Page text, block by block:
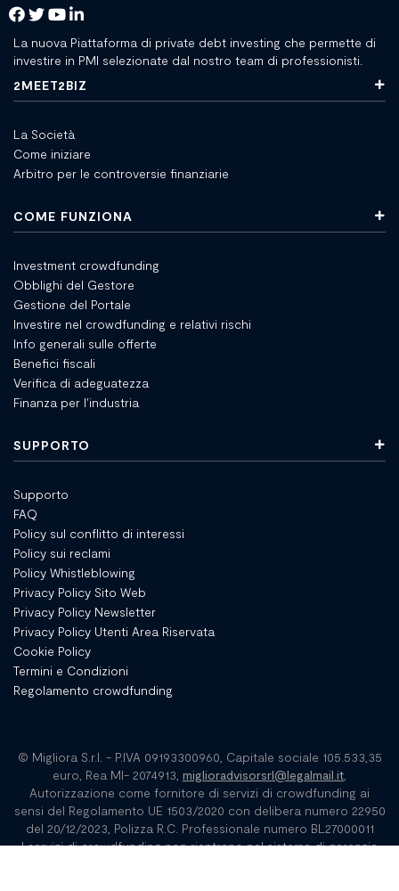
La nuova Piattaforma di private debt investing che permette di
investire in PMI selezionate dal nostro team di professionisti.
2MEET2BIZ
La Società
Come iniziare
Arbitro per le controversie finanziarie
COME FUNZIONA
Investment crowdfunding
Obblighi del Gestore
Gestione del Portale
Investire nel crowdfunding e relativi rischi
Info generali sulle offerte
Benefici fiscali
Verifica di adeguatezza
Finanza per l'industria
SUPPORTO
Supporto
FAQ
Policy sul conflitto di interessi
Policy sui reclami
Policy Whistleblowing
Privacy Policy Sito Web
Privacy Policy Newsletter
Privacy Policy Utenti Area Riservata
Cookie Policy
Termini e Condizioni
Regolamento crowdfunding
© Migliora S.r.l. - P.IVA 09193300960, Capitale sociale 105.533,35
euro, Rea MI- 2074913, miglioradvisorsrl@legalmail.it
Autorizzazione come fornitore di servizi di crowdfunding ai
sensi del Regolamento UE 1503/2020 con delibera numero 22950
del 20/12/2023, Polizza R.C. Professionale numero BL27000011
I servizi di crowdfunding non rientrano nel sistema di garanzia